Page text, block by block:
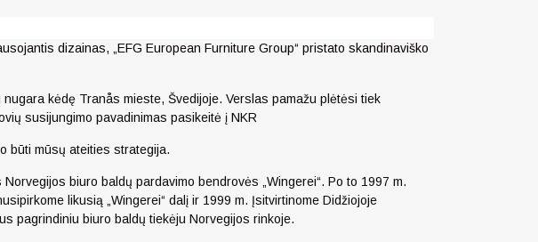
dizainas, „EFG European Furniture Group“ pristato skandinaviško
kėdę Tranås mieste, Švedijoje. Verslas pamažu plėtėsi tiek
susijungimo pavadinimas pasikeitė į NKR
būti mūsų ateities strategija.
biuro baldų pardavimo bendrovės „Wingerei“. Po to 1997 m.
likusią „Wingerei“ dalį ir 1999 m. Įsitvirtinome Didžiojoje
pagrindiniu biuro baldų tiekėju Norvegijos rinkoje.